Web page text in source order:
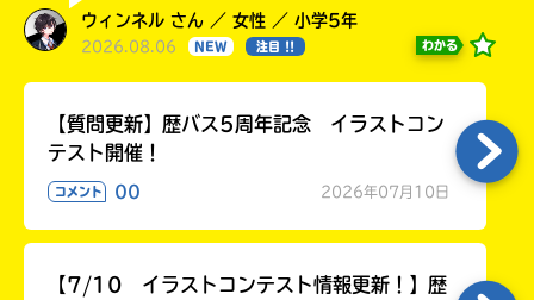
ウィンネル さん ／ 女性 ／ 小学5年
2026.08.06 NEW 注目 !! わかる
【質問更新】歴バス5周年記念 イラストコン
テスト開催！
コメント 00 2026年07月10日
【7/10 イラストコンテスト情報更新！】歴